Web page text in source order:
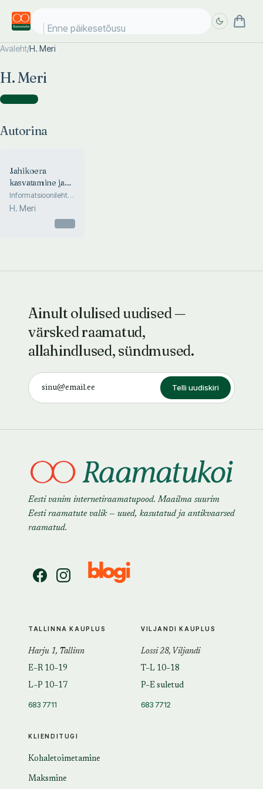
Enne päikesetõusu
Avaleht/H. Meri
H. Meri
Autorina )
Autorina
Jahikoera
kasvatamine ja
õpetamine
Informatsioonileht
nr. 3 ja 4
H. Meri
Ainult olulised uudised —
värsked raamatud,
allahindlused, sündmused.
Telli uudiskiri
Eesti vanim internetiraamatupood. Maailma suurim
Eesti raamatute valik — uued, kasutatud ja antikvaarsed
raamatud.
KLIENDITUGI
Kohaletoimetamine
Maksmine
TALLINNA KAUPLUS
Harju 1, Tallinn
E–R 10–19
L–P 10–17
683 7711
VILJANDI KAUPLUS
Lossi 28, Viljandi
T–L 10–18
P–E suletud
683 7712